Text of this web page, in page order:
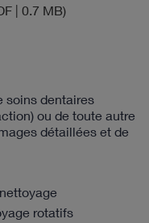
| 0.7 MB)
soins dentaires
ou de toute autre
détaillées et de
rotatifs